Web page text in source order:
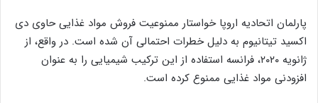
پارلمان اتحادیه اروپا خواستار ممنوعیت فروش مواد غذایی حاوی دی
اکسید تیتانیوم به دلیل خطرات احتمالی آن شده است. در واقع، از
ژانویه ۲۰۲۰، فرانسه استفاده از این ترکیب شیمیایی را به عنوان
افزودنی مواد غذایی ممنوع کرده است.